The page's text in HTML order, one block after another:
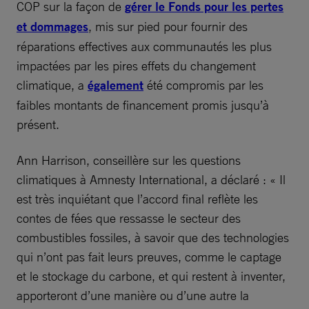
COP sur la façon de gérer le Fonds pour les pertes
et dommages, mis sur pied pour fournir des
réparations effectives aux communautés les plus
impactées par les pires effets du changement
climatique, a également été compromis par les
faibles montants de financement promis jusqu’à
présent.
Ann Harrison, conseillère sur les questions
climatiques à Amnesty International, a déclaré : « Il
est très inquiétant que l’accord final reflète les
contes de fées que ressasse le secteur des
combustibles fossiles, à savoir que des technologies
qui n’ont pas fait leurs preuves, comme le captage
et le stockage du carbone, et qui restent à inventer,
apporteront d’une manière ou d’une autre la